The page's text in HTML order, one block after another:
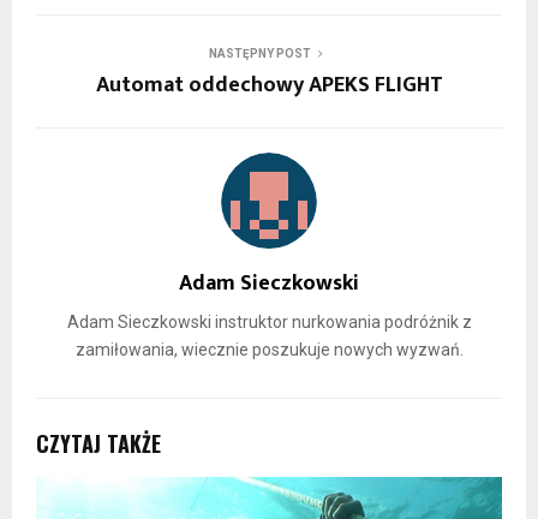
NASTĘPNY POST
Automat oddechowy APEKS FLIGHT
Adam Sieczkowski
Adam Sieczkowski instruktor nurkowania podróżnik z
zamiłowania, wiecznie poszukuje nowych wyzwań.
CZYTAJ TAKŻE